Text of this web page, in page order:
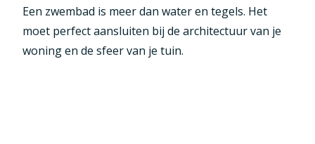
Een zwembad is meer dan water en tegels. Het
moet perfect aansluiten bij de architectuur van je
woning en de sfeer van je tuin.